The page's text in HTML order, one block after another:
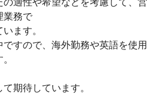
業務で
ます。
すので、海外勤務や英語を使用
期待しています。